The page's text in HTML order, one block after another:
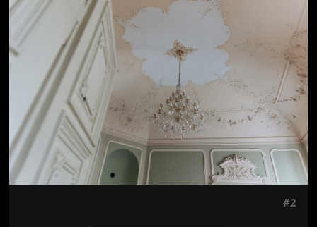
Jön még kép!
#2